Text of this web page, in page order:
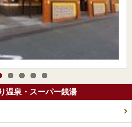
温泉・スーパー銭湯